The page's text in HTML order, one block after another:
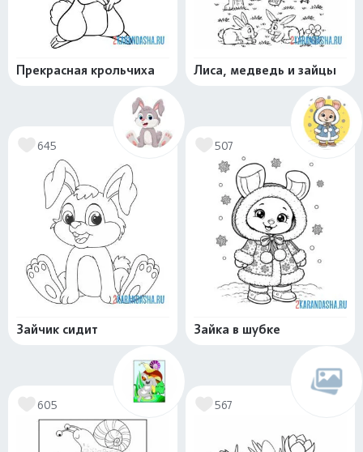
Прекрасная крольчиха Лиса, медведь и зайцы
645
Зайчик сидит
507
Зайка в шубке
605 567